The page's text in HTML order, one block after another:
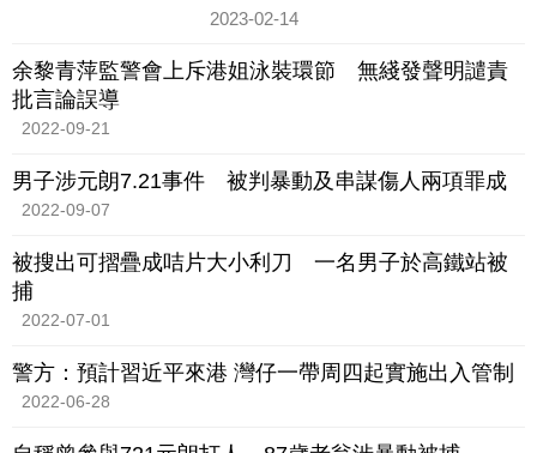
2023-02-14
余黎青萍監警會上斥港姐泳裝環節 無綫發聲明譴責
批言論誤導
2022-09-21
男子涉元朗7.21事件 被判暴動及串謀傷人兩項罪成
2022-09-07
被搜出可摺疊成咭片大小利刀 一名男子於高鐵站被
捕
2022-07-01
警方：預計習近平來港 灣仔一帶周四起實施出入管制
2022-06-28